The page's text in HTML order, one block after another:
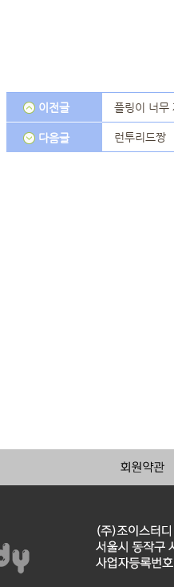
이전글 플링이 너무
다음글 런투리드짱